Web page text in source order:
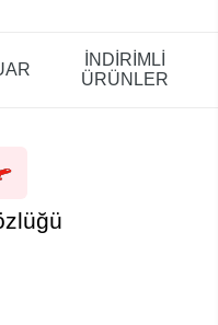
İNDİRİMLİ
ÜRÜNLER